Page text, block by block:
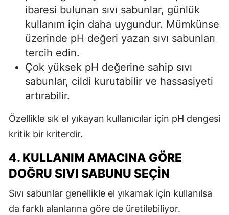
ibaresi bulunan sıvı sabunlar, günlük
kullanım için daha uygundur. Mümkünse
üzerinde pH değeri yazan sıvı sabunları
tercih edin.
Çok yüksek pH değerine sahip sıvı
sabunlar, cildi kurutabilir ve hassasiyeti
artırabilir.
Özellikle sık el yıkayan kullanıcılar için pH dengesi
kritik bir kriterdir.
4. KULLANIM AMACINA GÖRE
DOĞRU SIVI SABUNU SEÇIN
Sıvı sabunlar genellikle el yıkamak için kullanılsa
da farklı alanlarına göre de üretilebiliyor.